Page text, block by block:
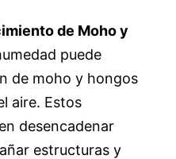
de Moho y
puede
de moho y hongos
aire. Estos
desencadenar
estructuras y